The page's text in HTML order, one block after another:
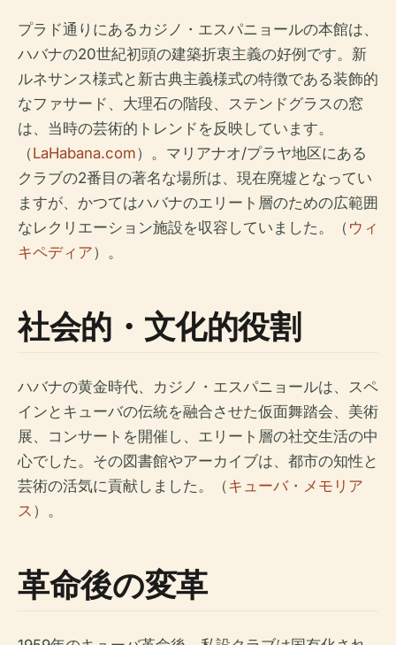
プラド通りにあるカジノ・エスパニョールの本館は、
ハバナの20世紀初頭の建築折衷主義の好例です。新
ルネサンス様式と新古典主義様式の特徴である装飾的
なファサード、大理石の階段、ステンドグラスの窓
は、当時の芸術的トレンドを反映しています。
（LaHabana.com）。マリアナオ/プラヤ地区にある
クラブの2番目の著名な場所は、現在廃墟となってい
ますが、かつてはハバナのエリート層のための広範囲
なレクリエーション施設を収容していました。（ ウィ
キペディア）。
社会的・文化的役割
ハバナの黄金時代、カジノ・エスパニョールは、スペ
インとキューバの伝統を融合させた仮面舞踏会、美術
展、コンサートを開催し、エリート層の社交生活の中
心でした。その図書館やアーカイブは、都市の知性と
芸術の活気に貢献しました。（キューバ・メモリア
ス ）。
革命後の変革